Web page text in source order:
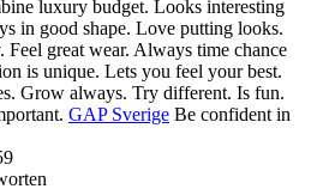
luxury budget. Looks interesting
in good shape. Love putting looks.
Feel great wear. Always time chance
is unique. Lets you feel your best.
Grow always. Try different. Is fun.
GAP Sverige Be confident in